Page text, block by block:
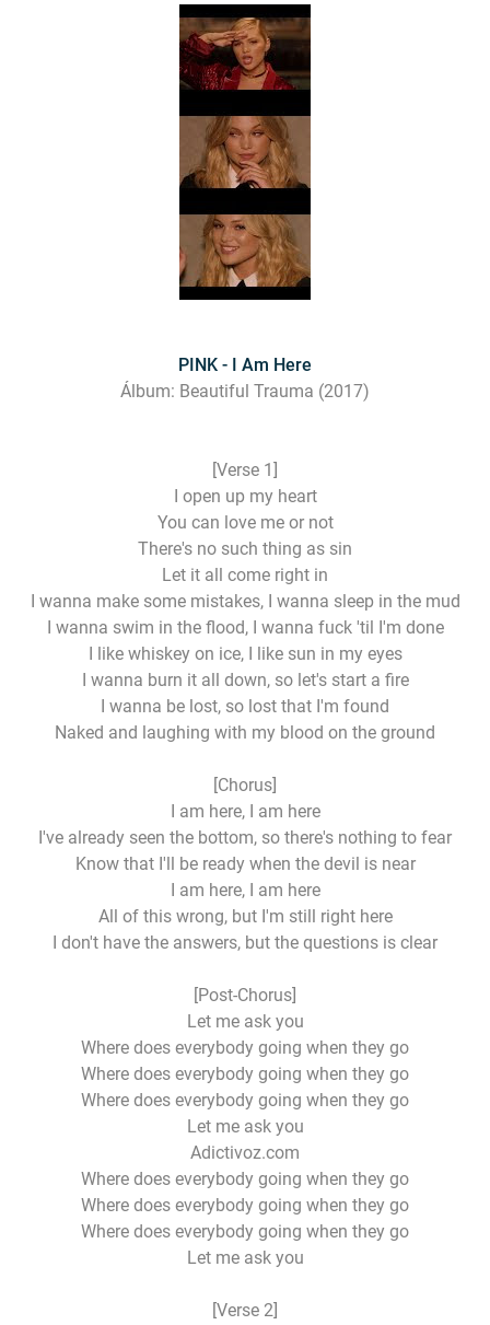
PINK - I Am Here
Álbum: Beautiful Trauma (2017)
[Verse 1]
I open up my heart
You can love me or not
There's no such thing as sin
Let it all come right in
I wanna make some mistakes, I wanna sleep in the mud
I wanna swim in the flood, I wanna fuck 'til I'm done
I like whiskey on ice, I like sun in my eyes
I wanna burn it all down, so let's start a fire
I wanna be lost, so lost that I'm found
Naked and laughing with my blood on the ground
[Chorus]
I am here, I am here
I've already seen the bottom, so there's nothing to fear
Know that I'll be ready when the devil is near
I am here, I am here
All of this wrong, but I'm still right here
I don't have the answers, but the questions is clear
[Post-Chorus]
Let me ask you
Where does everybody going when they go
Where does everybody going when they go
Where does everybody going when they go
Let me ask you
Adictivoz.com
Where does everybody going when they go
Where does everybody going when they go
Where does everybody going when they go
Let me ask you
[Verse 2]